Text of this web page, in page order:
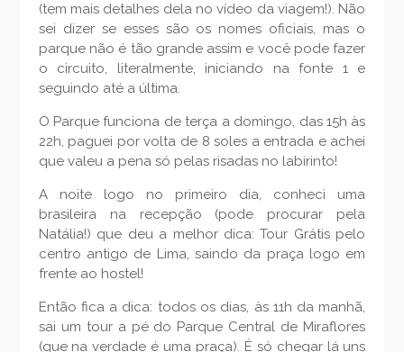
(tem mais detalhes dela no vídeo da viagem!). Não
sei dizer se esses são os nomes oficiais, mas o
parque não é tão grande assim e você pode fazer
o circuito, literalmente, iniciando na fonte 1 e
seguindo até a última.
O Parque funciona de terça a domingo, das 15h às
22h, paguei por volta de 8 soles a entrada e achei
que valeu a pena só pelas risadas no labirinto!
A noite logo no primeiro dia, conheci uma
brasileira na recepção (pode procurar pela
Natália!) que deu a melhor dica: Tour Grátis pelo
centro antigo de Lima, saindo da praça logo em
frente ao hostel!
Então fica a dica: todos os dias, às 11h da manhã,
sai um tour a pé do Parque Central de Miraflores
(que na verdade é uma praça). É só chegar lá uns